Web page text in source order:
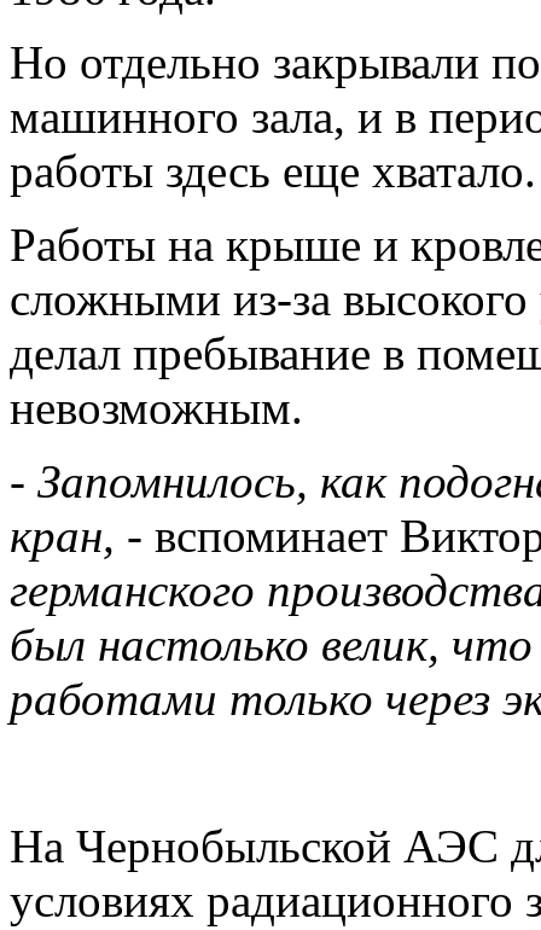
Но отдельно закрывали
машинного зала, и в
работы здесь еще
Работы на крыше и
сложными из-за
делал пребывание в
невозможным.
- Запомнилось, как
кран, - вспоминает
германского
был настолько велик,
работами только через
На Чернобыльской АЭС
условиях радиационного